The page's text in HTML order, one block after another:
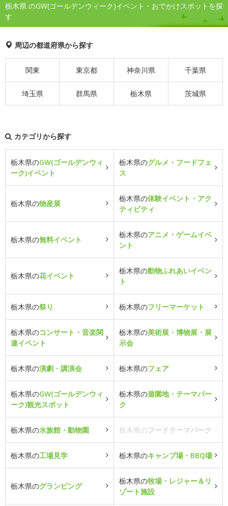
栃木県 のGW(ゴールデンウィーク)イベント・おでかけスポットを探
す
周辺の都道府県から探す
関東 東京都 神奈川県 千葉県
埼玉県 群馬県 栃木県 茨城県
カテゴリから探す
栃木県のGW(ゴールデンウィ
ーク)イベント
栃木県のグルメ・フードフェ
ス
栃木県の物産展
栃木県の体験イベント・アク
ティビティ
栃木県の無料イベント
栃木県のアニメ・ゲームイベ
ント
栃木県の花イベント
栃木県の動物ふれあいイベン
ト
栃木県の祭り 栃木県のフリーマーケット
栃木県のコンサート・音楽関
連イベント
栃木県の美術展・博物展・展
示会
栃木県の演劇・講演会 栃木県のフェア
栃木県のGW(ゴールデンウィ
ーク)観光スポット
栃木県の遊園地・テーマパー
ク
栃木県の水族館・動物園 栃木県のフードテーマパーク
栃木県の工場見学 栃木県のキャンプ場・BBQ場
栃木県のグランピング
栃木県の牧場・レジャー＆リ
ゾート施設